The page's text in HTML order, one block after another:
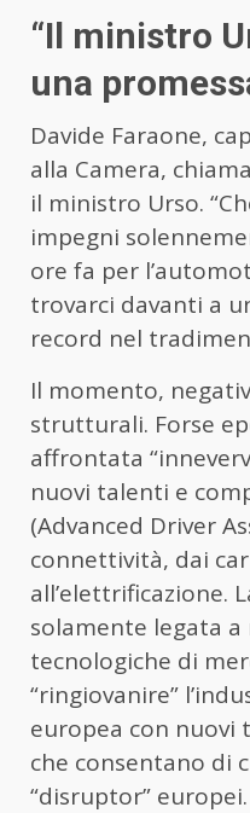
“Il ministro
una
Davide Faraone,
alla Camera,
il ministro Urso.
impegni
ore fa per
trovarci davanti a
record nel
Il momento,
strutturali. Forse
affrontata
nuovi talenti e
(Advanced Driver
connettività, dai
all’elettrificazione.
solamente legata a
tecnologiche di
“ringiovanire”
europea con nuovi
che consentano di
“disruptor” europei.